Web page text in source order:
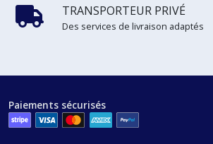
TRANSPORTEUR PRIVÉ
Des services de livraison adaptés
Paiements sécurisés